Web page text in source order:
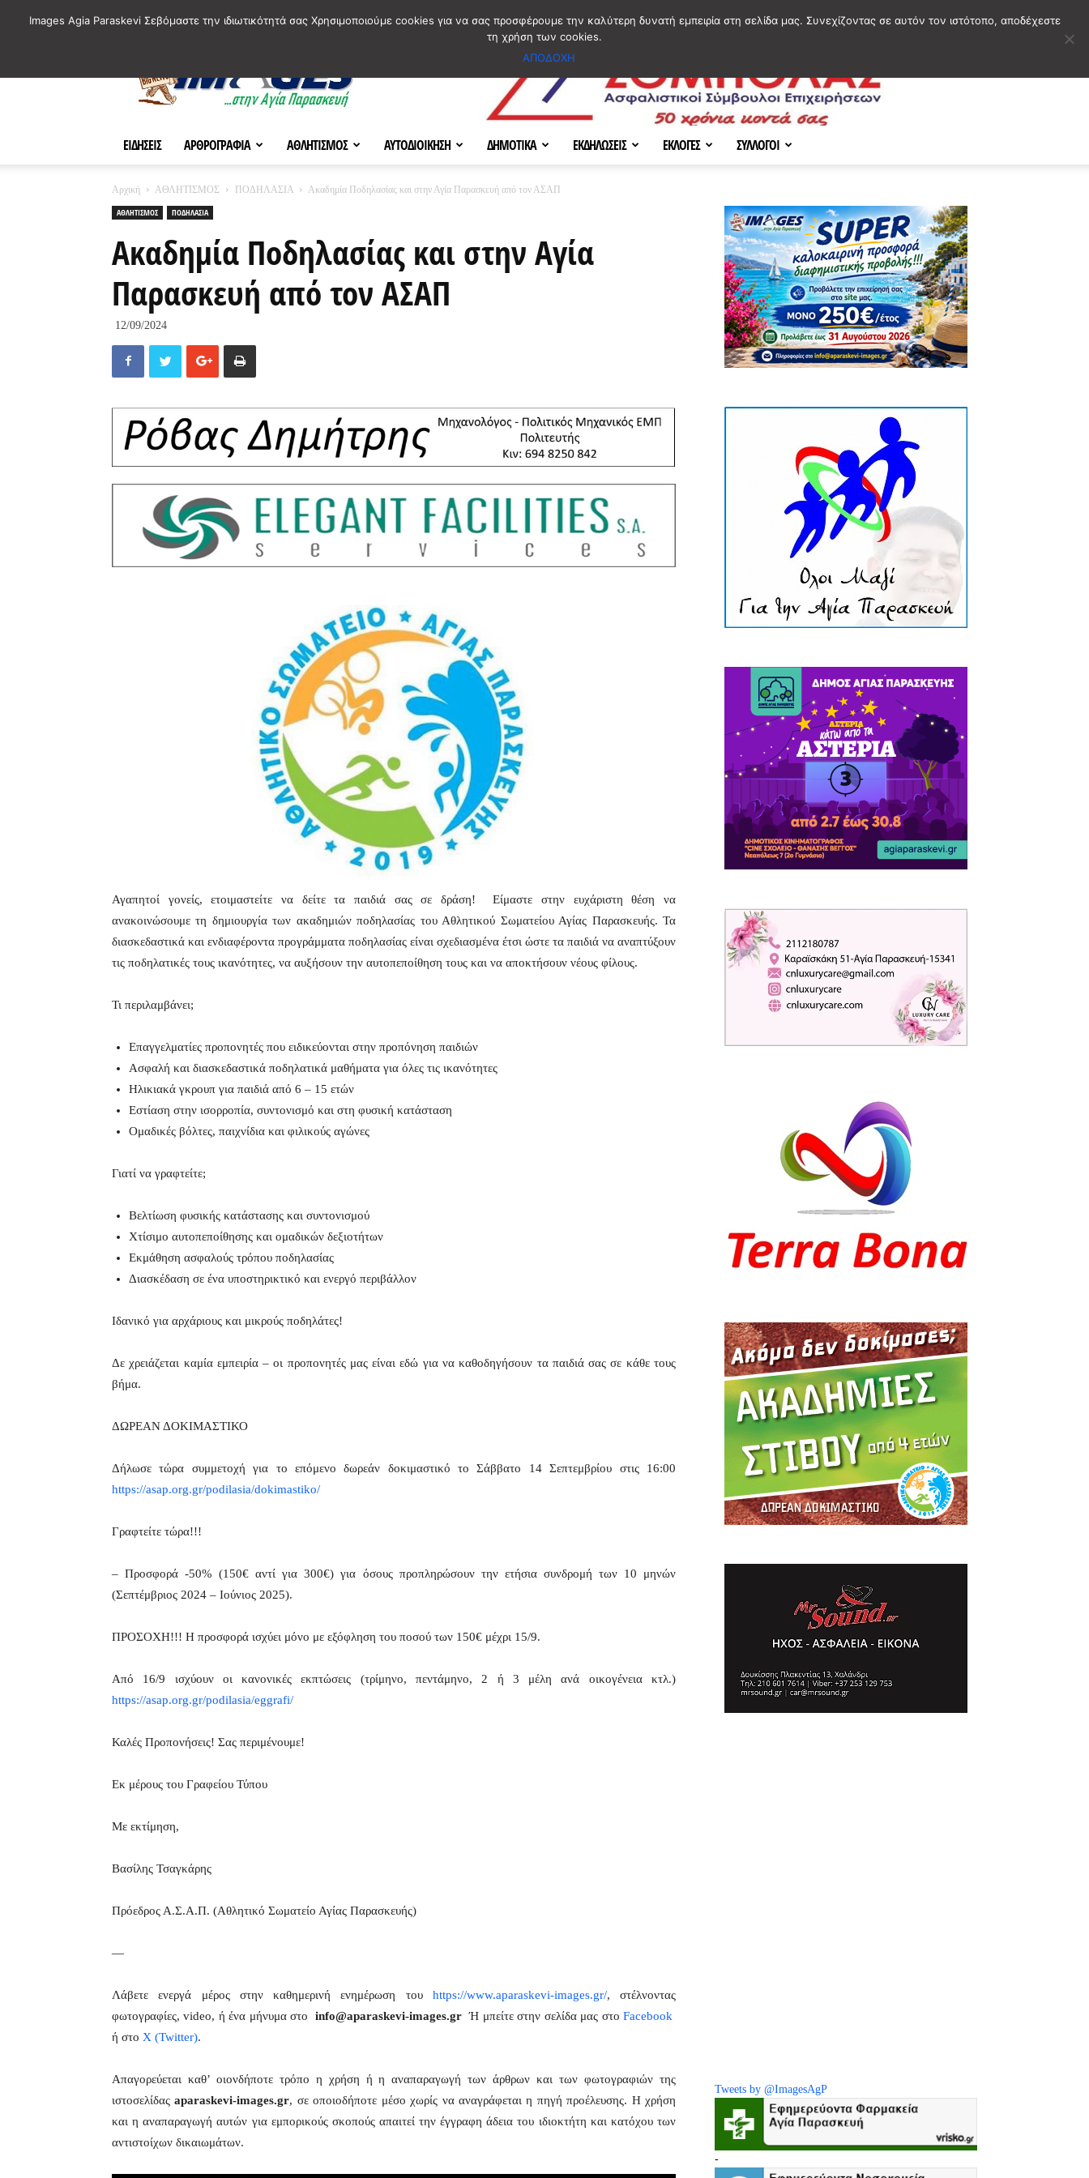
ΕΙΔΗΣΕΙΣ ΑΡΘΡΟΓΡΑΦΙΑ ΑΘΛΗΤΙΣΜΟΣ ΑΥΤΟΔΙΟΙΚΗΣΗ ΔΗΜΟΤΙΚΑ ΕΚΔΗΛΩΣΕΙΣ ΕΚΛΟΓΕΣ ΣΥΛΛΟΓΟΙ
Αρχική ΑΘΛΗΤΙΣΜΟΣ ΠΟΔΗΛΑΣΙΑ
Ακαδημία Ποδηλασίας και στην Αγία Παρασκευή από τον ΑΣΑΠ
ΑΘΛΗΤΙΣΜΟΣ
ΠΟΔΗΛΑΣΙΑ
Ακαδημία Ποδηλασίας και στην Αγία
Παρασκευή από τον ΑΣΑΠ
12/09/2024
Αγαπητοί γονείς, ετοιμαστείτε να δείτε τα παιδιά σας σε δράση! Είμαστε στην ευχάριστη θέση να
ανακοινώσουμε τη δημιουργία των ακαδημιών ποδηλασίας του Αθλητικού Σωματείου Αγίας Παρασκευής. Τα
διασκεδαστικά και ενδιαφέροντα προγράμματα ποδηλασίας είναι σχεδιασμένα έτσι ώστε τα παιδιά να αναπτύξουν
τις ποδηλατικές τους ικανότητες, να αυξήσουν την αυτοπεποίθηση τους και να αποκτήσουν νέους φίλους.
Τι περιλαμβάνει;
Επαγγελματίες προπονητές που ειδικεύονται στην προπόνηση παιδιών
Ασφαλή και διασκεδαστικά ποδηλατικά μαθήματα για όλες τις ικανότητες
Ηλικιακά γκρουπ για παιδιά από 6 – 15 ετών
Εστίαση στην ισορροπία, συντονισμό και στη φυσική κατάσταση
Ομαδικές βόλτες, παιχνίδια και φιλικούς αγώνες
Γιατί να γραφτείτε;
Βελτίωση φυσικής κατάστασης και συντονισμού
Χτίσιμο αυτοπεποίθησης και ομαδικών δεξιοτήτων
Εκμάθηση ασφαλούς τρόπου ποδηλασίας
Διασκέδαση σε ένα υποστηρικτικό και ενεργό περιβάλλον
Ιδανικό για αρχάριους και μικρούς ποδηλάτες!
Δε χρειάζεται καμία εμπειρία – οι προπονητές μας είναι εδώ για να καθοδηγήσουν τα παιδιά σας σε κάθε τους
βήμα.
ΔΩΡΕΑΝ ΔΟΚΙΜΑΣΤΙΚΟ
Δήλωσε τώρα συμμετοχή για το επόμενο δωρεάν δοκιμαστικό το Σάββατο 14 Σεπτεμβρίου στις 16:00
https://asap.org.gr/podilasia/dokimastiko/
Γραφτείτε τώρα!!!
– Προσφορά -50% (150€ αντί για 300€) για όσους προπληρώσουν την ετήσια συνδρομή των 10 μηνών
(Σεπτέμβριος 2024 – Ιούνιος 2025).
ΠΡΟΣΟΧΗ!!! Η προσφορά ισχύει μόνο με εξόφληση του ποσού των 150€ μέχρι 15/9.
Από 16/9 ισχύουν οι κανονικές εκπτώσεις (τρίμηνο, πεντάμηνο, 2 ή 3 μέλη ανά οικογένεια κτλ.)
https://asap.org.gr/podilasia/eggrafi/
Καλές Προπονήσεις! Σας περιμένουμε!
Εκ μέρους του Γραφείου Τύπου
Με εκτίμηση,
Βασίλης Τσαγκάρης
Πρόεδρος Α.Σ.Α.Π. (Αθλητικό Σωματείο Αγίας Παρασκευής)
—
Λάβετε ενεργά μέρος στην καθημερινή ενημέρωση του https://www.aparaskevi-images.gr/, στέλνοντας
φωτογραφίες, video, ή ένα μήνυμα στοinfo@aparaskevi-images.gr Ή μπείτε στην σελίδα μας στοFacebook
ή στο X (Twitter).
Απαγορεύεται καθ’ οιονδήποτε τρόπο η χρήση ή η αναπαραγωγή των άρθρων και των φωτογραφιών της
ιστοσελίδαςaparaskevi-images.gr, σε οποιοδήποτε μέσο χωρίς να αναγράφεται η πηγή προέλευσης. Η χρήση
και η αναπαραγωγή αυτών για εμπορικούς σκοπούς απαιτεί την έγγραφη άδεια του ιδιοκτήτη και κατόχου των
αντιστοίχων δικαιωμάτων.
Tweets by @ImagesAgP
-
Images Agia Paraskevi Σεβόμαστε την ιδιωτικότητά σας Χρησιμοποιούμε cookies για να σας προσφέρουμε την καλύτερη δυνατή εμπειρία στη σελίδα μας. Συνεχίζοντας σε αυτόν τον ιστότοπο, αποδέχεστε
τη χρήση των cookies.
ΑΠΟΔΟΧΗ